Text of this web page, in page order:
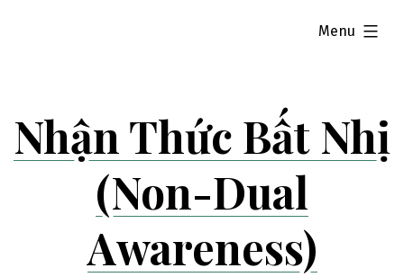
Nhận Thức Bất Nhị
(Non-Dual
Awareness)
Menu
expanded